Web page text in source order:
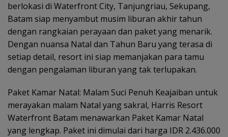
berlokasi di Waterfront City, Tanjungriau, Sekupang,
Batam siap menyambut musim liburan akhir tahun
dengan rangkaian perayaan dan paket yang menarik.
Dengan nuansa Natal dan Tahun Baru yang terasa di
setiap detail, resort ini siap memanjakan para tamu
dengan pengalaman liburan yang tak terlupakan.
Paket Kamar Natal: Malam Suci Penuh Keajaiban untuk
merayakan malam Natal yang sakral, Harris Resort
Waterfront Batam menawarkan Paket Kamar Natal
yang lengkap. Paket ini dimulai dari harga IDR 2.436.000